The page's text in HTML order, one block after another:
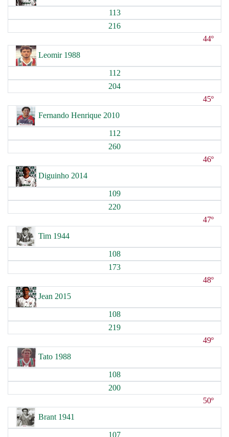
113
216
44º
Leomir 1988
112
204
45º
Fernando Henrique 2010
112
260
46º
Diguinho 2014
109
220
47º
Tim 1944
108
173
48º
Jean 2015
108
219
49º
Tato 1988
108
200
50º
Brant 1941
107